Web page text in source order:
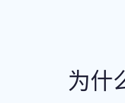
为什